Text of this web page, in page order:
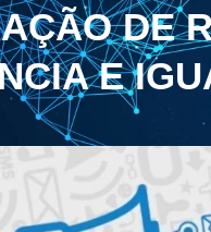
DE
E